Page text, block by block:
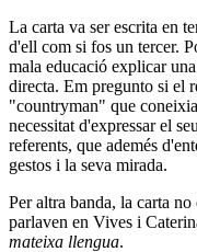
La carta va serescrita en
d'ell com si fos un tercer.
mala educació explicar
directa. Em pregunto si el
"countryman" que
necessitat d'expressar el
referents, que ademés
gestos i la seva mirada.
Per altra banda, la carta
parlaven en Vives i
mateixa llengua.